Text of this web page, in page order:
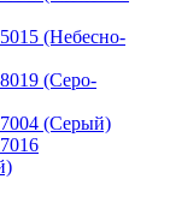
(Небесно-
(Серо-
(Серый)